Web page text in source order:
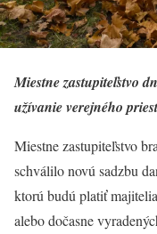
Miestne zastupiteľstvo
užívanie verejného
Miestne zastupiteľstvo
schválilo novú sadzbu
ktorú budú platiť
alebo dočasne